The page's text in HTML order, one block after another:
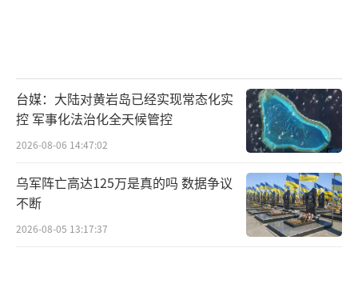
台媒：大陆对黄岩岛已经实现常态化实
控 军事化法治化全天候管控
2026-08-06 14:47:02
乌军阵亡高达125万是真的吗 数据争议
不断
2026-08-05 13:17:37